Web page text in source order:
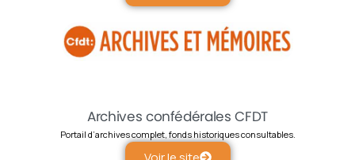
Archives confédérales CFDT
Portail d’archives complet, fonds historiques consultables.